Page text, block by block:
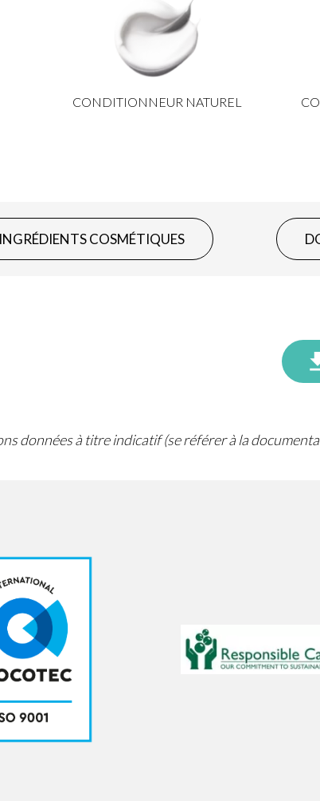
CONDITIONNEUR NATUREL
INGRÉDIENTS COSMÉTIQUES
données à titre indicatif (se référer à la